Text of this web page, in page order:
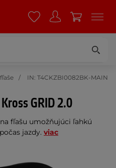
IN: T4CKZBI0082BK-MAIN
GRID 2.0
fľašu umožňujúci ľahkú
jazdy. viac